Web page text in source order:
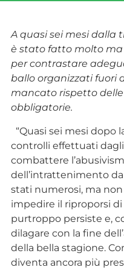
A quasi sei mesi dalla
è stato fatto molto
per contrastare
ballo organizzati fuori
mancato rispetto
obbligatorie.
“Quasi sei mesi dopo
controlli effettuati
combattere
dell’intrattenimento
stati numerosi, ma
impedire il riproporsi
purtroppo persiste e,
dilagare con la fine
della bella stagione.
diventa ancora più